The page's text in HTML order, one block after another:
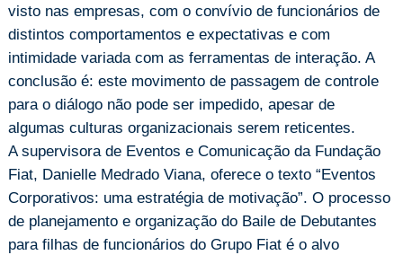
visto nas empresas, com o convívio de funcionários de
distintos comportamentos e expectativas e com
intimidade variada com as ferramentas de interação. A
conclusão é: este movimento de passagem de controle
para o diálogo não pode ser impedido, apesar de
algumas culturas organizacionais serem reticentes.
A supervisora de Eventos e Comunicação da Fundação
Fiat, Danielle Medrado Viana, oferece o texto “Eventos
Corporativos: uma estratégia de motivação”. O processo
de planejamento e organização do Baile de Debutantes
para filhas de funcionários do Grupo Fiat é o alvo